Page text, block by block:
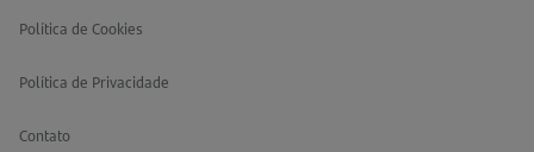
Política de Cookies
Política de Privacidade
Contato